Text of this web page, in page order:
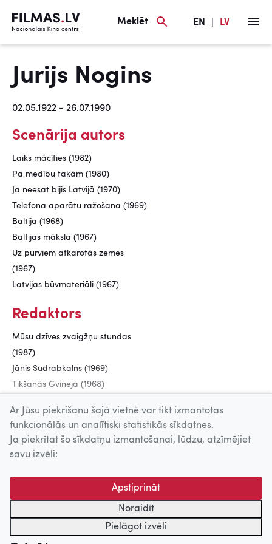
Meklēt EN LV
Jurijs Nogins
02.05.1922 - 26.07.1990
Scenārija autors
Laiks mācīties (1982)
Pa medību takām (1980)
Ja neesat bijis Latvijā (1970)
Telefona aparātu ražošana (1969)
Baltija (1968)
Baltijas māksla (1967)
Uz purviem atkarotās zemes
(1967)
Latvijas būvmateriāli (1967)
Redaktors
Mūsu dzīves zvaigžņu stundas
(1987)
Jānis Sudrabkalns (1969)
Tikšanās Gvinejā (1968)
Uz augšu
© 2026 Nacionālais Kino centrs, Kultūras informācijas sistēmu
centrs. Sadarbības partneris: Latvijas Valsts
kinofotofonodokumentu arhīvs.
Ar Jūsu piekrišanu šajā vietnē var tikt izmantotas
funkcionālās un analītiski statistikās sīkdatnes.
Ja piekrītat šo sīkdatņu izmantošanai, lūdzu, atzīmējiet
savu izvēli:
Apstiprināt
Noraidīt
Pielāgot izvēli